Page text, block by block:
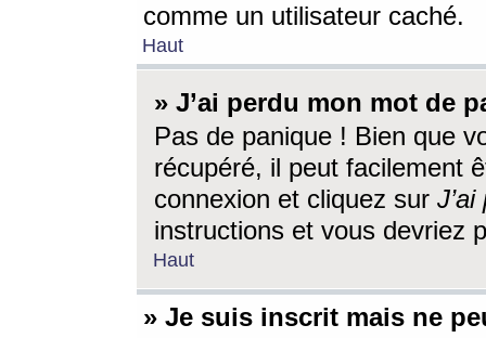
comme un utilisateur caché.
Haut
» J’ai perdu mon mot de
Pas de panique ! Bien que
récupéré, il peut facilement
connexion et cliquez sur
instructions et vous devriez
Haut
» Je suis inscrit mais ne